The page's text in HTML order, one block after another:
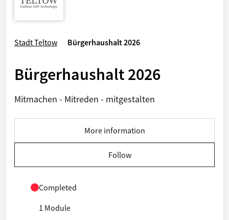
Stadt Teltow Bürgerhaushalt 2026
Bürgerhaushalt 2026
Mitmachen - Mitreden - mitgestalten
More information
Follow
Completed
1 Module